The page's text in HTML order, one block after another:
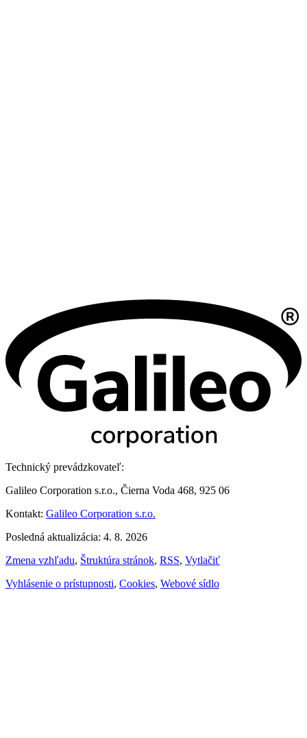
Technický prevádzkovateľ:
Galileo Corporation s.r.o., Čierna Voda 468, 925 06
Kontakt: Galileo Corporation s.r.o.
Posledná aktualizácia: 4. 8. 2026
Zmena vzhľadu, Štruktúra stránok, RSS, Vytlačiť
Vyhlásenie o prístupnosti, Cookies, Webové sídlo